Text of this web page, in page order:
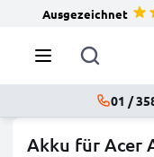
Ausgezeichnet
01 /
Akku für Acer